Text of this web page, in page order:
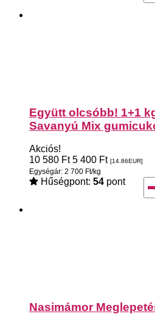
Együtt olcsóbb! 1+1
Savanyú Mix
Akciós!
10 580 Ft 5 400 Ft [14.86EUR]
Egységár: 2 700 Ft/kg
Hűségpont: 54 pont
Nasimámor